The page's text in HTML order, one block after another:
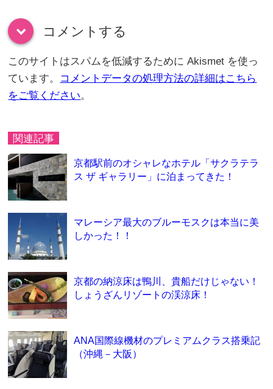
down コメントする
このサイトはスパムを低減するために Akismet を使っ
ています。 コメントデータの処理方法の詳細はこちら
をご覧ください。
関連記事
京都駅前のオシャレなホテル「サクラテラ
ス ザ ギャラリー」に泊まってきた！
マレーシア最大のブルーモスクは本当に美
しかった！！
京都の納涼床は鴨川、貴船だけじゃない！
しょうざんリゾートの渓涼床！
ANA国際線機材のプレミアムクラス搭乗記
（沖縄－大阪）